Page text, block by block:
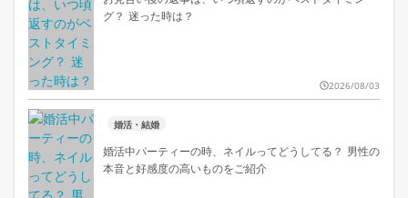
グ？ 迷った時は？
2026/08/03
婚活・結婚
婚活中パーティーの時、ネイルってどうしてる？ 男性の
本音と好感度の高いものをご紹介